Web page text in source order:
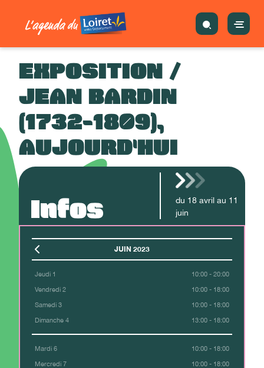
EXPOSITION /
JEAN BARDIN
(1732-1809),
AUJOURD'HUI
Infos du 18 avril au 11
juin
JUIN 2023
Jeudi 1 10:00 - 20:00
Vendredi 2 10:00 - 18:00
Samedi 3 10:00 - 18:00
Dimanche 4 13:00 - 18:00
Mardi 6 10:00 - 18:00
Mercredi 7 10:00 - 18:00